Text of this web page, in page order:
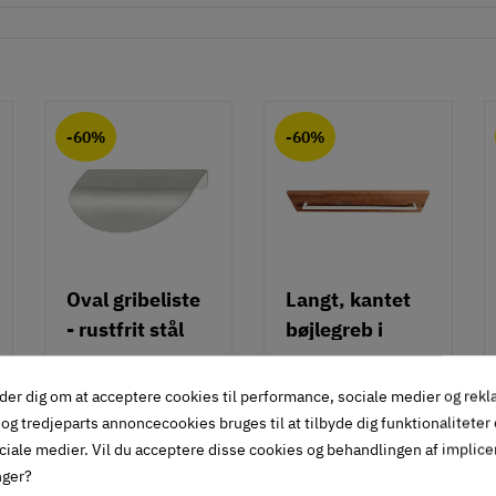
-60%
Oval gribeliste
- rustfrit stål
115.89.021
75,85 kr
-60%
30,34
-60%
Langt, kantet
bøjlegreb i
rustfrit stål m/
hvid overflade
- 490 mm
110.71.000
81,05 kr
-60%
32,42
dig om at acceptere cookies til performance, sociale medier og
tredjeparts annoncecookies bruges til at tilbyde dig funktionaliteter
medier. Vil du acceptere disse cookies og behandlingen af